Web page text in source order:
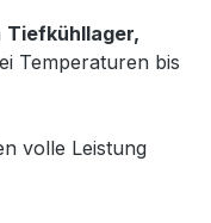
Tiefkühllager,
Temperaturen bis
volle Leistung